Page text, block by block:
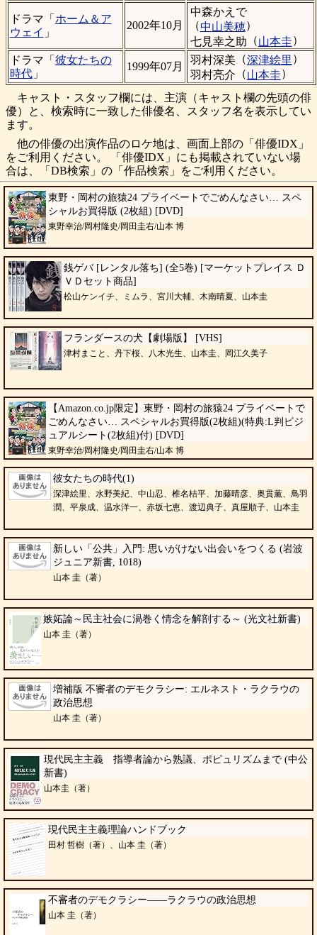
ドラマ「 ホーム＆ア
ウェイ 」
2002年10月
中森かえで
（中山美穂）
七見幸之助 （山本圭）
ドラマ「 彼女たちの
時代」
1999年07月
羽村深美 （深津絵里 ）
羽村亮介 （山本圭）
キャスト・スタッフ欄には、主演（キャスト欄の先頭の俳
優）と、検索時に一致した俳優名、スタッフ名を表示してい
ます。
他の俳優の出演作品のロケ地は、画面上部の「俳優IDX」
をご利用ください。 「俳優IDX」にも掲載されていない場
合は、「DB検索」の「作品検索」をご利用ください。
東野・岡村の旅猿24 プライベートでごめんなさい… スペ
シャルお買得版 (2枚組) [DVD]
東野幸治/岡村隆史/岡田圭右/山本 博
銭ゲバ [レンタル落ち] (全5巻) [マーケットプレイス Ｄ
ＶＤセット商品]
松山ケンイチ、ミムラ、宮川大輔、木南晴夏、山本圭
フランダースの犬【劇場版】 [VHS]
津村まこと、丹下桜、八木光生、山本圭、岡江久美子
【Amazon.co.jp限定】東野・岡村の旅猿24 プライベートで
ごめんなさい… スペシャルお買得版(2枚組)(特典:L判ビジ
ュアルシート(2枚組)付) [DVD]
東野幸治/岡村隆史/岡田圭右/山本 博
彼女たちの時代(1)
深津絵里、水野美紀、中山忍、椎名桔平、加藤晴彦、奥貫薫、鳥羽
潤、平泉成、温水洋一、赤坂七恵、渡辺典子、真屋順子、山本圭
新しい「公共」入門: 思いがけない出会いをつくる (岩波
ジュニア新書, 1018)
山本 圭（著）
嫉妬論～民主社会に渦巻く情念を解剖する～ (光文社新書)
山本 圭（著）
増補版 不審者のデモクラシー: エルネスト・ラクラウの
政治思想
山本 圭（著）
現代民主主義 指導者論から熟議、ポピュリズムまで (中公
新書)
山本圭（著）
現代民主主義理論ハンドブック
田村 哲樹（著）、山本 圭（著）
不審者のデモクラシー――ラクラウの政治思想
山本 圭（著）